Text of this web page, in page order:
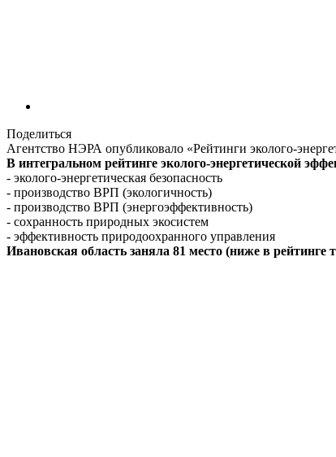
Поделиться
Агентство НЭРА опубликовало «Рейтинги эколого-
В интегральном рейтинге эколого-энергетической
- эколого-энергетическая безопасность
- производство ВРП (экологичность)
- производство ВРП (энергоэффективность)
- сохранность природных экосистем
- эффективность природоохранного управления
Ивановская область заняла 81 место (ниже в